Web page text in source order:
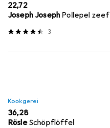
EUR
22,72
Joseph Joseph Pollepel zeef
3
Kookgerei
EUR
36,28
Rösle Schöpflöffel